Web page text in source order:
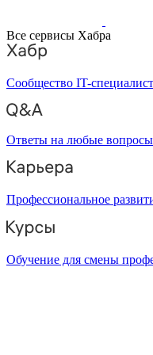
Все сервисы Хабра
Сообщество IT-
Ответы на любые
Профессиональное
Обучение для смены